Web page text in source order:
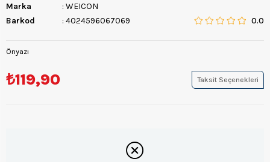
Marka
: WEICON
Barkod
: 4024596067069 0.0
Önyazı
₺119,90 Taksit Seçenekleri